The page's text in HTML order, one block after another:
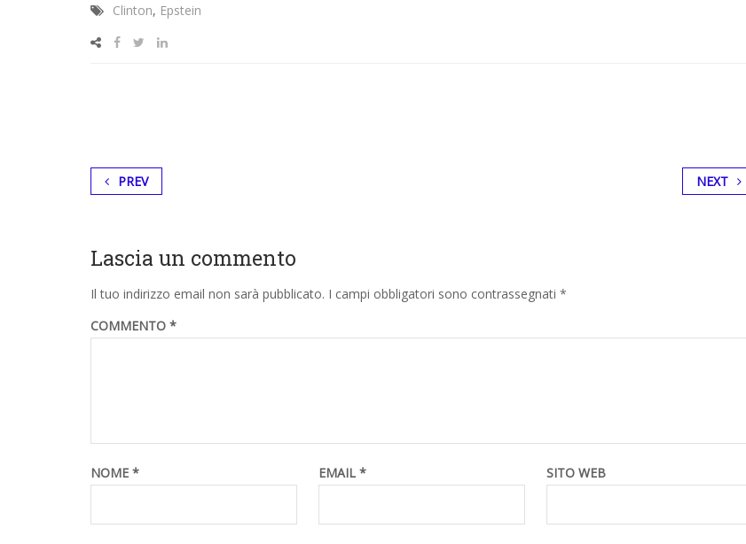
Clinton, Epstein
PREV NEXT
Lascia un commento
Il tuo indirizzo email non sarà pubblicato. I campi obbligatori sono contrassegnati *
COMMENTO *
NOME * EMAIL * SITO WEB